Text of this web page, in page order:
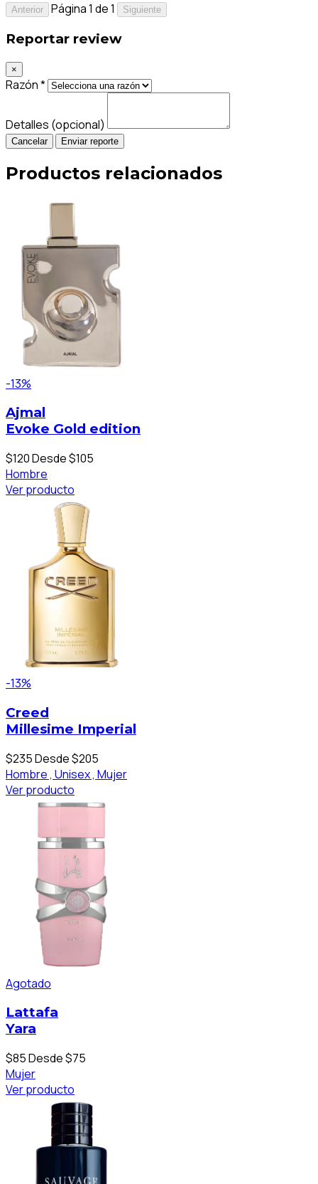
Anterior Página 1 de 1 Siguiente
Reportar review
×
Razón *
Detalles (opcional)
Cancelar Enviar reporte
Productos relacionados
-13%
Ajmal
Evoke Gold edition
$120Desde $105
Hombre
Ver producto
-13%
Creed
Millesime Imperial
$235Desde $205
Hombre , Unisex , Mujer
Ver producto
Agotado
Lattafa
Yara
$85Desde $75
Mujer
Ver producto